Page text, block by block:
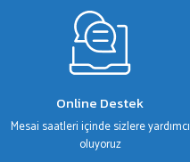
Online Destek
Mesai saatleri içinde sizlere yardımcı
oluyoruz